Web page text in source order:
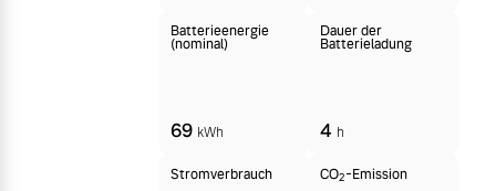
Batterieenergie
(nominal)
69 kWh
Dauer der
Batterieladung
4 h
Stromverbrauch CO2-Emission